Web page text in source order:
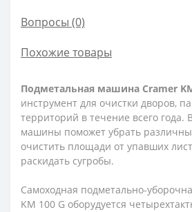
Вопросы (0)
Похожие товары
Подметальная машина Cramer
инструмент для очистки дворов,
территорий в течение всего года.
машины поможет убрать
очистить площади от упавших
раскидать сугробы.
Самоходная подметально-
KM 100 G оборудуется